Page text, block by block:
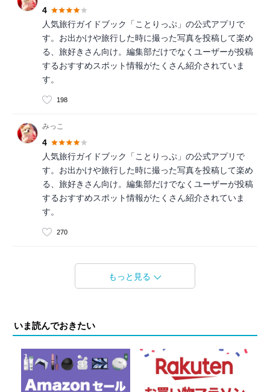
4
人気旅行ガイドブック「ことりっぷ」の公式アプリで
す。お出かけや旅行した時に撮った写真を投稿して楽め
る、旅好きさん向け。編集部だけでなくユーザーが投稿
するおすすめスポット情報がたくさん紹介されていま
す。
198
みっこ
4
人気旅行ガイドブック「ことりっぷ」の公式アプリで
す。お出かけや旅行した時に撮った写真を投稿して楽め
る、旅好きさん向け。編集部だけでなくユーザーが投稿
するおすすめスポット情報がたくさん紹介されていま
す。
270
もっと見る
いま読んでおきたい